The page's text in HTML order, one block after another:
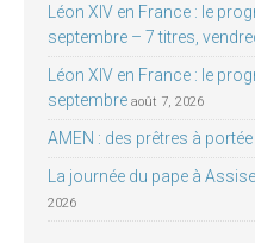
Léon XIV en France : le
septembre – 7 titres,
Léon XIV en France : le
septembre août 7, 2026
AMEN : des prêtres à
La journée du pape à
2026